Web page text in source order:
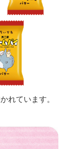
れています。